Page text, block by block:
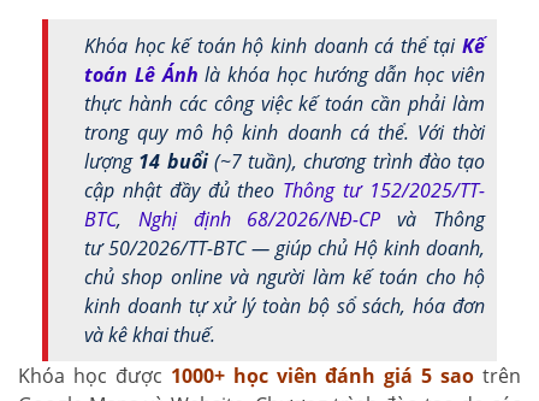
Khóa học kế toán hộ kinh doanh cá thể tại Kế
toán Lê Ánh là khóa học hướng dẫn học viên
thực hành các công việc kế toán cần phải làm
trong quy mô hộ kinh doanh cá thể. Với thời
lượng 14 buổi(~7 tuần), chương trình đào tạo
cập nhật đầy đủ theo Thông tư 152/2025/TT-
BTC, Nghị định 68/2026/NĐ-CP và Thông
tư 50/2026/TT-BTC — giúp chủ Hộ kinh doanh,
chủ shop online và người làm kế toán cho hộ
kinh doanh tự xử lý toàn bộ sổ sách, hóa đơn
và kê khai thuế.
Khóa học được 1000+ học viên đánh giá 5 sao trên